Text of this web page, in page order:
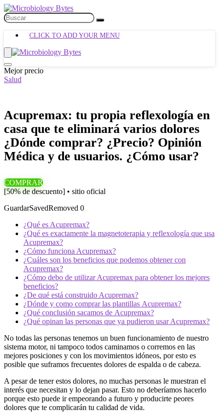
CLICK TO ADD YOUR MENU
Mejor precio
Salud
Acupremax: tu propia reflexología en
casa que te eliminará varios dolores
¿Dónde comprar? ¿Precio? Opinión
Médica y de usuarios. ¿Cómo usar?
COMPRAR
[50% de descuento] • sitio oficial
GuardarSavedRemoved 0
¿Qué es Acupremax?
¿Qué es exactamente la magnetoterapia y reflexología que usa
Acupremax?
¿Cómo funciona Acupremax?
¿Cuáles son los beneficios que podemos obtener con
Acupremax?
¿Cómo debo de utilizar Acupremax para obtener los mejores
beneficios?
¿De qué está construido Acupremax?
¿Dónde y como comprar las plantillas Acupremax?
¿Qué conclusión sacamos de Acupremax?
¿Qué opinan las personas que ya pudieron usar Acupremax?
No todas las personas tenemos un buen funcionamiento de nuestro
sistema motor, ni tampoco todos caminamos o corremos en las
mejores posiciones y con los movimientos idóneos, por esto es
posible que suframos frecuentes dolores de espalda o de cabeza.
A pesar de tener estos dolores, no muchas personas le muestran el
interés que necesitan y lo dejan pasar. Esto no deberíamos hacerlo
porque esto puede ir empeorando a futuro y producirte peores
dolores que te complicarán tu calidad de vida.